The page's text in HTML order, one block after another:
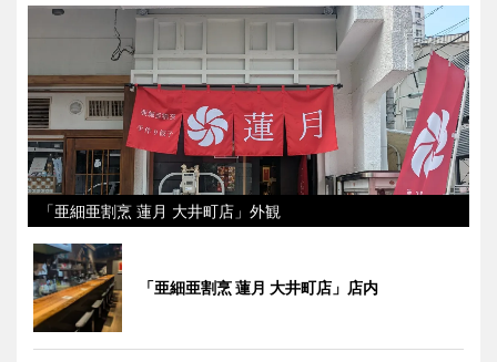
「亜細亜割烹 蓮月 大井町店」外観
「亜細亜割烹 蓮月 大井町店」店内